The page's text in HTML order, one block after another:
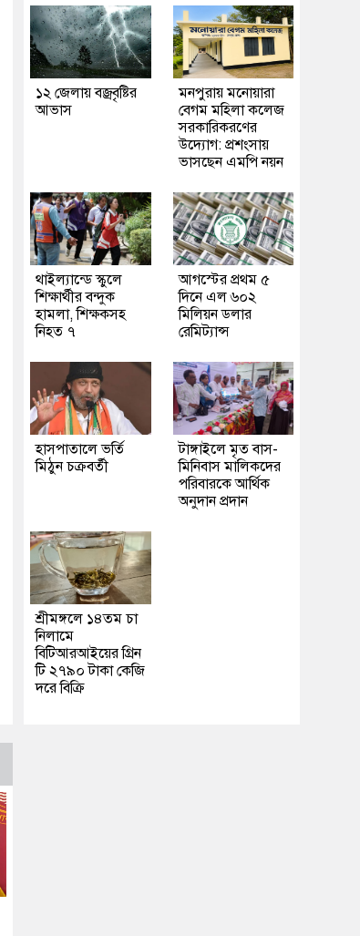
১২ জেলায় বজ্রবৃষ্টির
আভাস
মনপুরায় মনোয়ারা
বেগম মহিলা কলেজ
সরকারিকরণের
উদ্যোগ: প্রশংসায়
ভাসছেন এমপি নয়ন
থাইল্যান্ডে স্কুলে
শিক্ষার্থীর বন্দুক
হামলা, শিক্ষকসহ
নিহত ৭
আগস্টের প্রথম ৫
দিনে এল ৬০২
মিলিয়ন ডলার
রেমিট্যান্স
হাসপাতালে ভর্তি
মিঠুন চক্রবর্তী
টাঙ্গাইলে মৃত বাস-
মিনিবাস মালিকদের
পরিবারকে আর্থিক
অনুদান প্রদান
শ্রীমঙ্গলে ১৪তম চা
নিলামে
বিটিআরআইয়ের গ্রিন
টি ২৭৯০ টাকা কেজি
দরে বিক্রি